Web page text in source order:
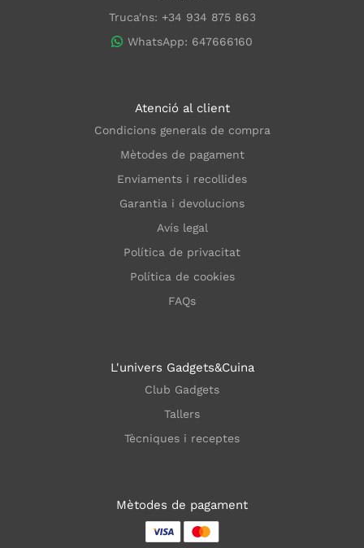
Truca'ns: +34 934 875 863
WhatsApp: 647666160
Atenció al client
Condicions generals de compra
Mètodes de pagament
Enviaments i recollides
Garantia i devolucions
Avís legal
Política de privacitat
Política de cookies
FAQs
L'univers Gadgets&Cuina
Club Gadgets
Tallers
Tècniques i receptes
Mètodes de pagament